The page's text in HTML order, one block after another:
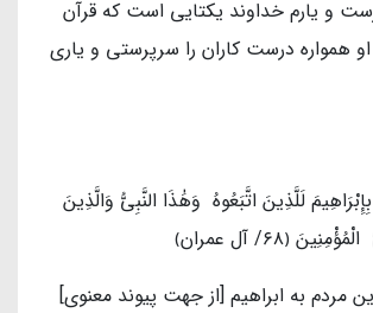
و یارم خداوند یکتایی است که قرآن
او همواره درست کاران را سرپرستی و یاری
لَلَّذِينَ اتَّبَعُوهُ وَهَٰذَا النَّبِيُّ وَالَّذِينَ
﴿٦٨/ آل عمران﴾
مردم به ابراهیم [از جهت پیوند معنوی]